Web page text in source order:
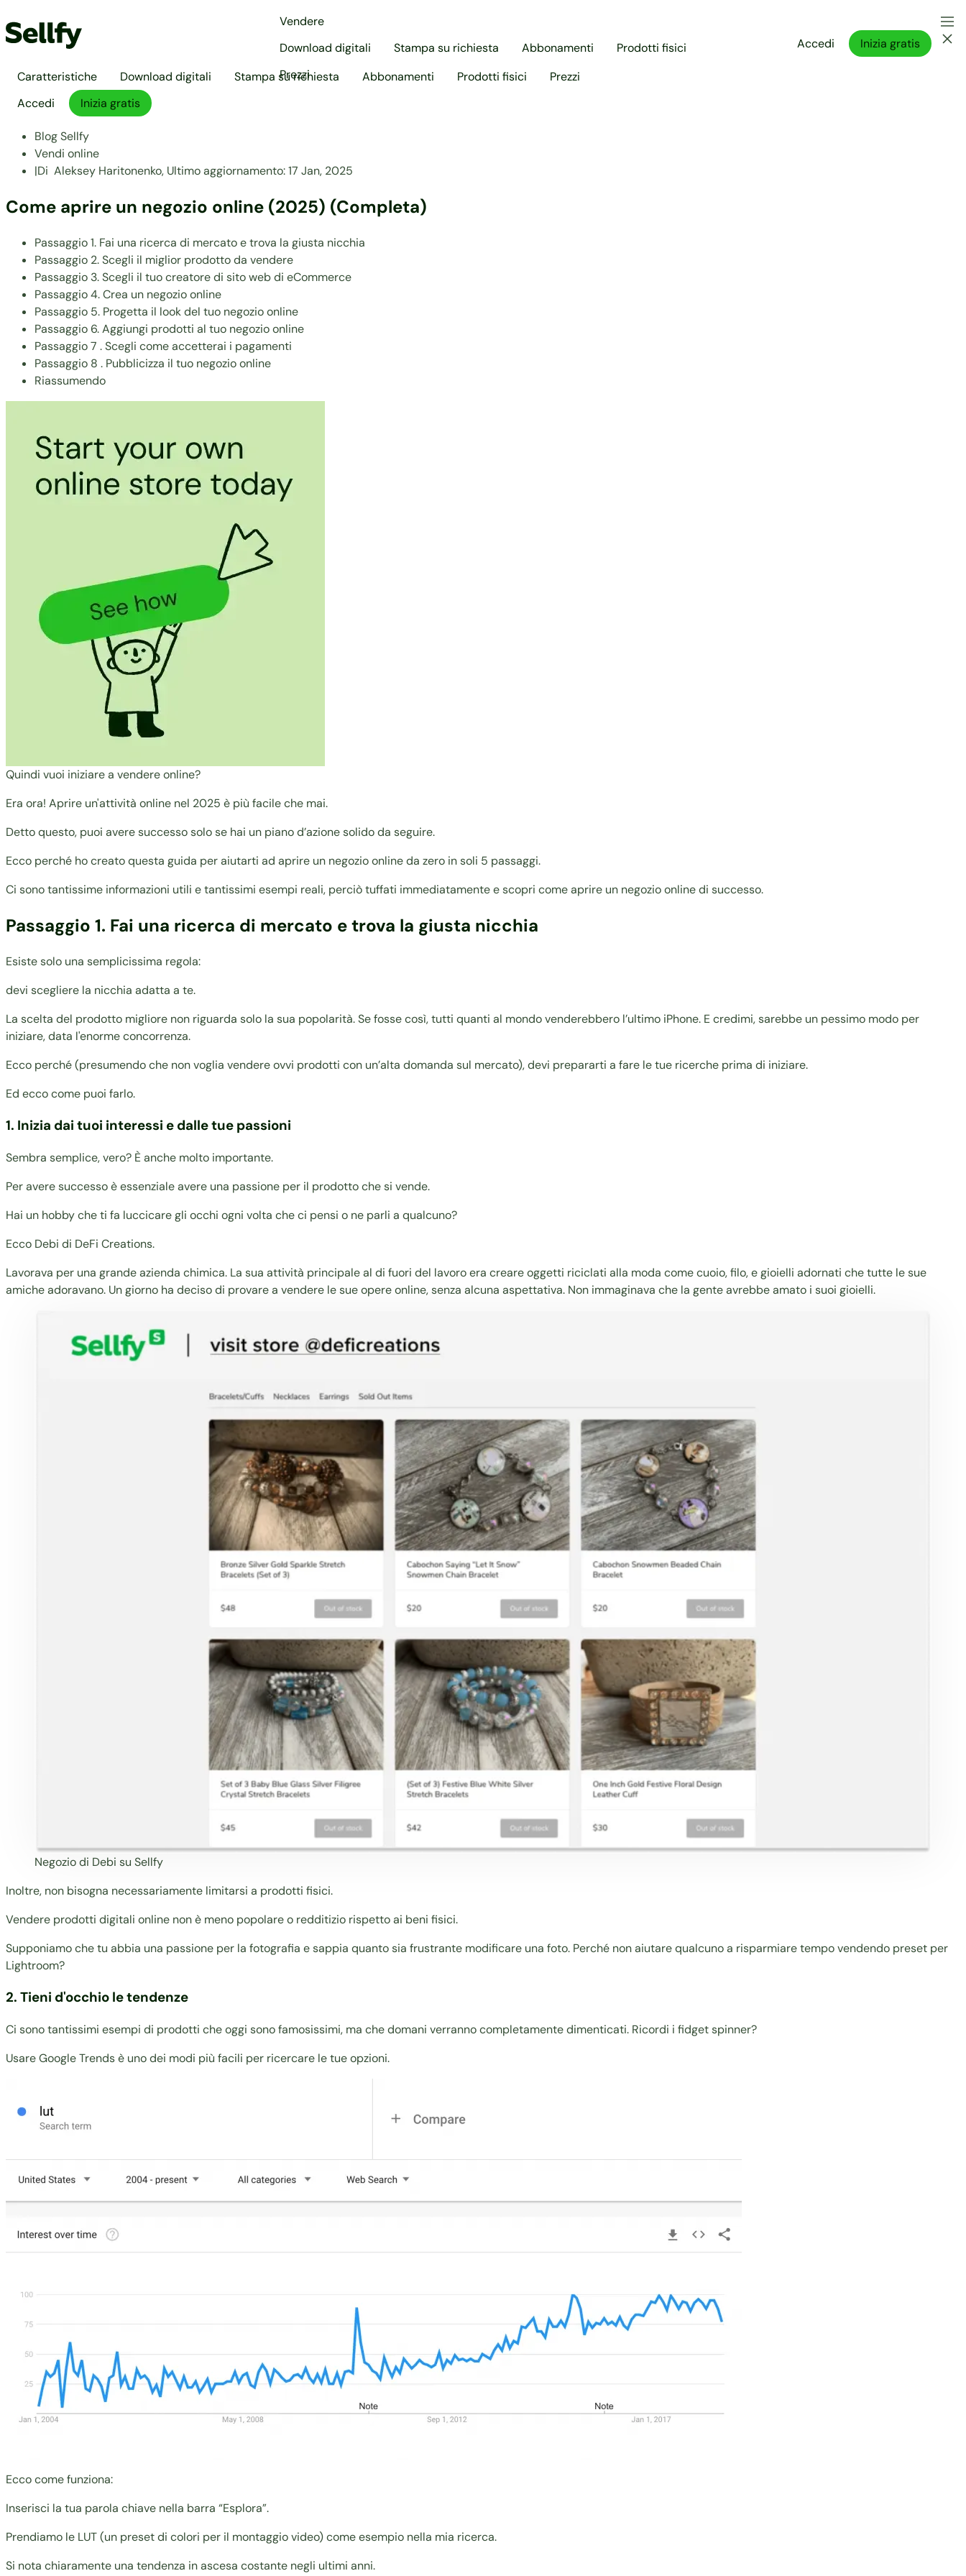
Vendere
Download digitali
Stampa su richiesta Abbonamenti
Prodotti fisici
Prezzi
Accedi Inizia gratis
Caratteristiche Download digitali Stampa su richiesta Abbonamenti Prodotti fisici
Prezzi
Accedi
Inizia gratis
Blog Sellfy
Vendi online
|Di Aleksey Haritonenko, Ultimo aggiornamento:17 Jan, 2025
Come aprire un negozio online (2025) (Completa)
Passaggio 1. Fai una ricerca di mercato e trova la giusta nicchia
Passaggio 2. Scegli il miglior prodotto da vendere
Passaggio 3. Scegli il tuo creatore di sito web di eCommerce
Passaggio 4. Crea un negozio online
Passaggio 5. Progetta il look del tuo negozio online
Passaggio 6. Aggiungi prodotti al tuo negozio online
Passaggio 7 . Scegli come accetterai i pagamenti
Passaggio 8 . Pubblicizza il tuo negozio online
Riassumendo
Quindi vuoi iniziare a vendere online?
Era ora! Aprire un'attività online nel 2025 è più facile che mai.
Detto questo, puoi avere successo solo se hai un piano d’azione solido da seguire.
Ecco perché ho creato questa guida per aiutarti ad aprire un negozio online da zero in soli 5 passaggi.
Ci sono tantissime informazioni utili e tantissimi esempi reali, perciò tuffati immediatamente e scopri come aprire un negozio online di successo.
Passaggio 1. Fai una ricerca di mercato e trova la giusta nicchia
Esiste solo una semplicissima regola:
devi scegliere la nicchia adatta a te.
La scelta del prodotto migliore non riguarda solo la sua popolarità. Se fosse così, tutti quanti al mondo venderebbero l’ultimo iPhone. E credimi, sarebbe un pessimo modo per
iniziare, data l'enorme concorrenza.
Ecco perché (presumendo che non voglia vendere ovvi prodotti con un’alta domanda sul mercato), devi prepararti a fare le tue ricerche prima di iniziare.
Ed ecco come puoi farlo.
1. Inizia dai tuoi interessi e dalle tue passioni
Sembra semplice, vero? È anche molto importante.
Per avere successo è essenziale avere una passione per il prodotto che si vende.
Hai un hobby che ti fa luccicare gli occhi ogni volta che ci pensi o ne parli a qualcuno?
Ecco Debi di DeFi Creations.
Lavorava per una grande azienda chimica. La sua attività principale al di fuori del lavoro era creare oggetti riciclati alla moda come cuoio, filo, e gioielli adornati che tutte le sue
amiche adoravano. Un giorno ha deciso di provare a vendere le sue opere online, senza alcuna aspettativa. Non immaginava che la gente avrebbe amato i suoi gioielli.
Negozio di Debi su Sellfy
Inoltre, non bisogna necessariamente limitarsi a prodotti fisici.
Vendere prodotti digitali online non è meno popolare o redditizio rispetto ai beni fisici.
Supponiamo che tu abbia una passione per la fotografia e sappia quanto sia frustrante modificare una foto. Perché non aiutare qualcuno a risparmiare tempovendendo preset per
Lightroom?
2. Tieni d'occhio le tendenze
Ci sono tantissimi esempi di prodotti che oggi sono famosissimi, ma che domani verranno completamente dimenticati. Ricordi i fidget spinner?
UsareGoogle Trendsè uno dei modi più facili per ricercare le tue opzioni.
Ecco come funziona:
Inserisci la tua parola chiave nella barra “Esplora”.
Prendiamo le LUT (un preset di colori per il montaggio video) come esempio nella mia ricerca.
Si nota chiaramente una tendenza in ascesa costante negli ultimi anni.